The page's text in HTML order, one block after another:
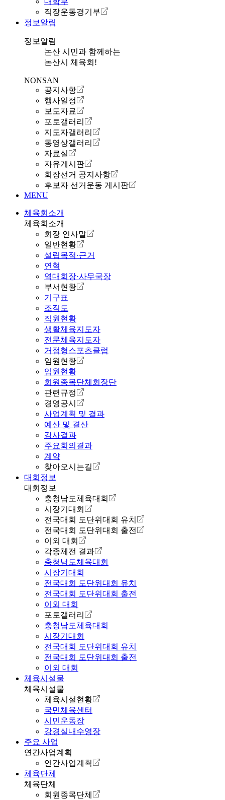
직장운동경기부
정보알림
정보알림
논산 시민과 함께하는
논산시 체육회!
NONSAN
공지사항
행사일정
보도자료
포토갤러리
지도자갤러리
동영상갤러리
자료실
자유게시판
회장선거 공지사항
후보자 선거운동 게시판
MENU
체육회소개
체육회소개
회장 인사말
일반현황
설립목적·근거
연혁
역대회장·사무국장
부서현황
기구표
조직도
직원현황
생활체육지도자
전문체육지도자
거점형스포츠클럽
임원현황
임원현황
회원종목단체회장단
관련규정
경영공시
사업계획 및 결과
예산 및 결산
감사결과
주요회의결과
계약
찾아오시는길
대회정보
대회정보
충청남도체육대회
시장기대회
전국대회 도단위대회 유치
전국대회 도단위대회 출전
이외 대회
각종체전 결과
충청남도체육대회
시장기대회
전국대회 도단위대회 유치
전국대회 도단위대회 출전
이외 대회
포토갤러리
충청남도체육대회
시장기대회
전국대회 도단위대회 유치
전국대회 도단위대회 출전
이외 대회
체육시설물
체육시설물
체육시설현황
국민체육센터
시민운동장
강경실내수영장
주요 사업
연간사업계획
연간사업계획
체육단체
체육단체
회원종목단체